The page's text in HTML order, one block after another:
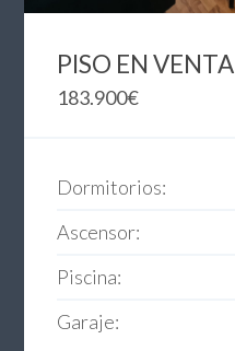
PISO EN VENTA
183.900€
Dormitorios:
Ascensor:
Piscina:
Garaje: